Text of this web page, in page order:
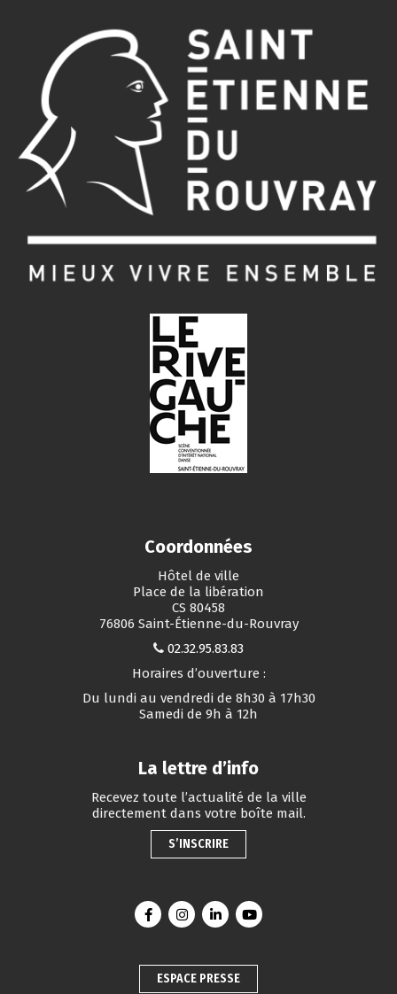
Coordonnées
Hôtel de ville
Place de la libération
CS 80458
76806 Saint-Étienne-du-Rouvray
02.32.95.83.83
Horaires d’ouverture :
Du lundi au vendredi de 8h30 à 17h30
Samedi de 9h à 12h
La lettre d’info
Recevez toute l’actualité de la ville
directement dans votre boîte mail.
S’INSCRIRE
Lien vers le compte Facebook
Lien vers le compte Instagram
Lien vers le compte Linkedin
Lien vers la chaîne
ESPACE PRESSE